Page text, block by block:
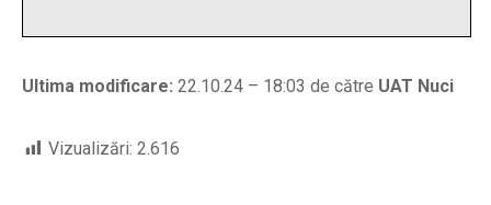
Ultima modificare: 22.10.24 – 18:03 de către UAT Nuci
Vizualizări: 2.616